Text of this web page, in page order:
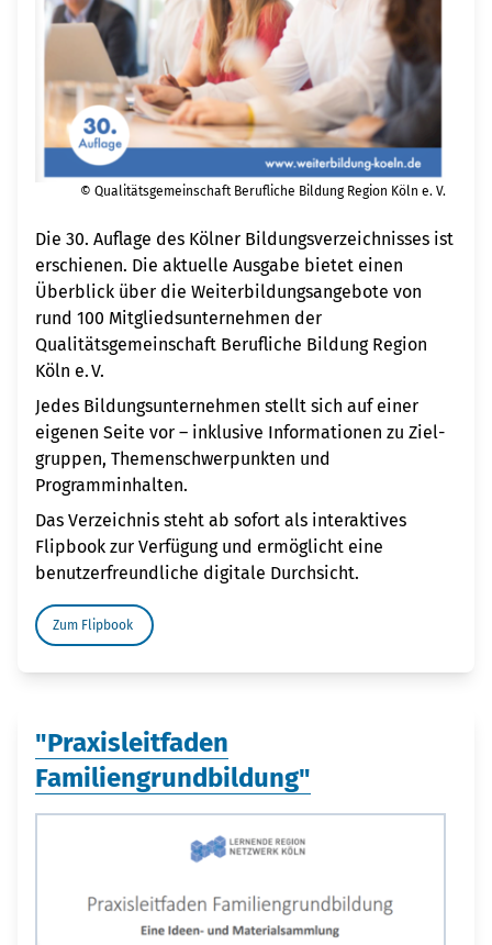
© Qualitätsgemeinschaft Berufliche Bildung Region Köln e. V.
Die 30. Auflage des Kölner Bildungsverzeichnisses ist
erschienen. Die aktuelle Ausgabe bietet einen
Überblick über die Weiterbildungsangebote von
rund 100 Mitglieds­unternehmen der
Qualitätsgemeinschaft Berufliche Bildung Region
Köln e. V.
Jedes Bildungsunternehmen stellt sich auf einer
eigenen Seite vor – inklusive Informationen zu Ziel­
gruppen, Themen­schwerpunkten und
Programminhalten.
Das Verzeichnis steht ab sofort als interaktives
Flipbook zur Verfügung und ermöglicht eine
benutzerfreundliche digitale Durchsicht.
Zum Flipbook
"Praxisleitfaden
Familiengrundbildung"